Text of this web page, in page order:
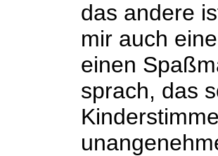
das andere
mir auch
einen
sprach, das